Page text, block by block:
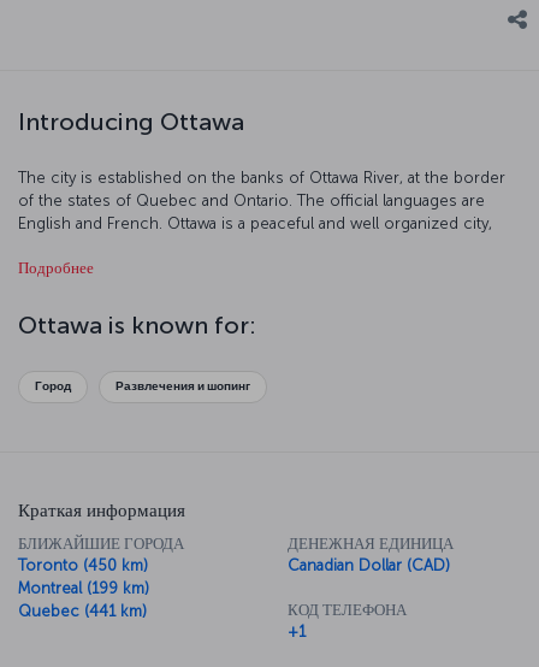
Introducing Ottawa
The city is established on the banks of Ottawa River, at the border
of the states of Quebec and Ontario. The official languages are
English and French. Ottawa is a peaceful and well organized city,
standards of living.
Подробнее
Ottawa is known for:
Город Развлечения и шопинг
Краткая информация
БЛИЖАЙШИЕ ГОРОДА
Toronto (450 km)
Montreal (199 km)
Quebec (441 km)
ДЕНЕЖНАЯ ЕДИНИЦА
Canadian Dollar (CAD)
КОД ТЕЛЕФОНА
+1